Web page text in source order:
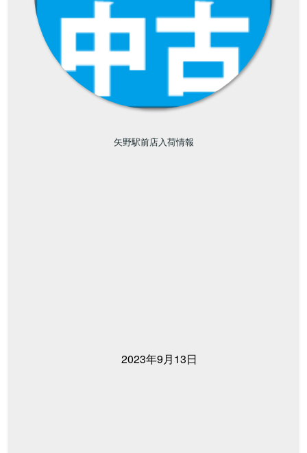
矢野駅前店入荷情報
2023年9月13日